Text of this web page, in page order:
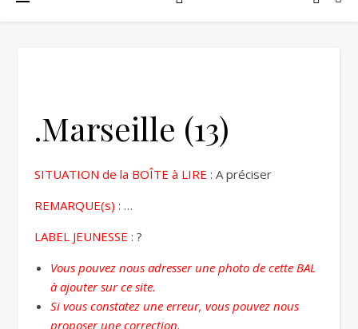
.Marseille (13)
SITUATION de la BOÎTE à LIRE : A préciser
REMARQUE(s) : …
LABEL JEUNESSE : ?
Vous pouvez nous adresser une photo de cette BAL
à ajouter sur ce site.
Si vous constatez une erreur, vous pouvez nous
proposer une correction.